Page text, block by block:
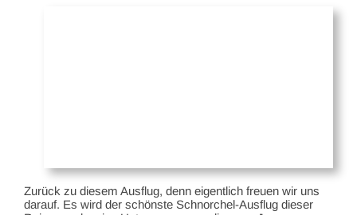
Zurück zu diesem Ausflug, denn eigentlich freuen wir uns
darauf. Es wird der schönste Schnorchel-Ausflug dieser